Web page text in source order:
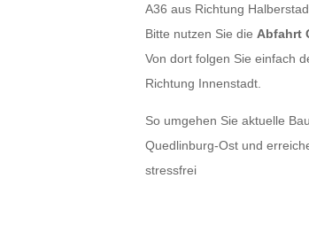
A36 aus Richtung
Bitte nutzen Sie die Abfahrt
Von dort folgen Sie einfach
Richtung Innenstadt.
So umgehen Sie aktuelle
Quedlinburg-Ost und
stressfrei